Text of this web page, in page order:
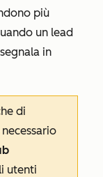
più
un lead
in
di
utenti